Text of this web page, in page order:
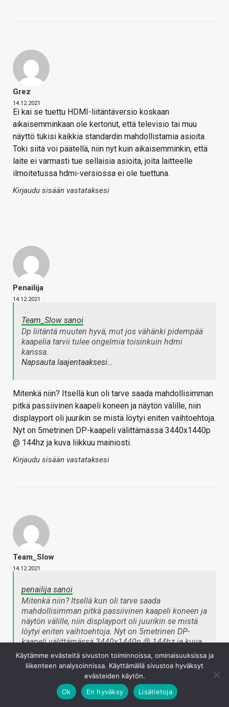
Grez
14.12.2021
Ei kai se tuettu HDMI-liitäntäversio koskaan
aikaisemminkaan ole kertonut, että televisio tai muu
näyttö tukisi kaikkia standardin mahdollistamia asioita.
Toki siitä voi päätellä, niin nyt kuin aikaisemminkin, että
laite ei varmasti tue sellaisia asioita, joita laitteelle
ilmoitetussa hdmi-versiossa ei ole tuettuna.
Kirjaudu sisään vastataksesi
Penailija
14.12.2021
Team_Slow sanoi
Dp liitäntä muuten hyvä, mut jos vähänki pidempää
kaapelia tarvii tulee ongelmia toisinkuin hdmi
kanssa.
Napsauta laajentaaksesi…
Mitenkä niin? Itsellä kun oli tarve saada mahdollisimman
pitkä passiivinen kaapeli koneen ja näytön välille, niin
displayport oli juurikin se mistä löytyi eniten vaihtoehtoja.
Nyt on 5metrinen DP-kaapeli välittämässä 3440x1440p
@ 144hz ja kuva liikkuu mainiosti.
Kirjaudu sisään vastataksesi
Team_Slow
14.12.2021
penailija sanoi
Mitenkä niin? Itsellä kun oli tarve saada
mahdollisimman pitkä passiivinen kaapeli koneen ja
näytön välille, niin displayport oli juurikin se mistä
löytyi eniten vaihtoehtoja. Nyt on 5metrinen DP-
kaapeli välittämässä 3440x1440p @ 144hz ja kuva
liikkuu mainiosti.
Napsauta laajentaaksesi…
5m on vielä melko lyhyt matka. Itsekin molemmat tosin
Käytämme evästeitä sivuston toiminnoissa, ominaisuuksissa ja
liikenteen analysoinnissa. Käyttämällä sivustoa hyväksyt
evästeiden käytön.
Ok
En hyväksy Lisätietoja